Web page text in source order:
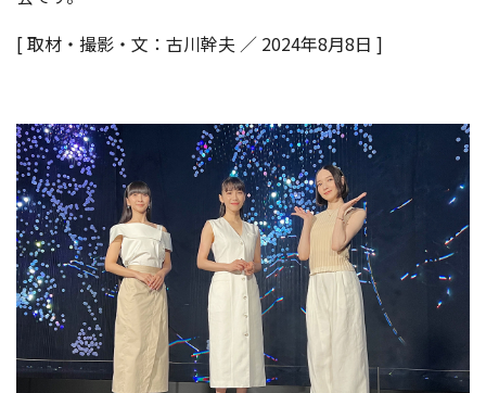
[ 取材・撮影・文：古川幹夫 ／ 2024年8月8日 ]